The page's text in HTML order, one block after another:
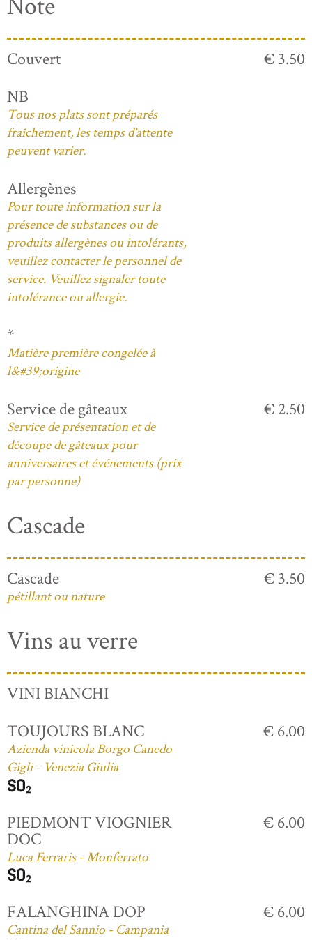
Note
Couvert
€ 3.50
NB
Tous nos plats sont préparés
fraîchement, les temps d'attente
peuvent varier.
Allergènes
Pour toute information sur la
présence de substances ou de
produits allergènes ou intolérants,
veuillez contacter le personnel de
service. Veuillez signaler toute
intolérance ou allergie.
*
Matière première congelée à
l&#39;origine
Service de gâteaux
Service de présentation et de
découpe de gâteaux pour
anniversaires et événements (prix
par personne)
€ 2.50
Cascade
Cascade
pétillant ou nature
€ 3.50
Vins au verre
VINI BIANCHI
TOUJOURS BLANC
Azienda vinicola Borgo Canedo
Gigli - Venezia Giulia
€ 6.00
PIEDMONT VIOGNIER
DOC
Luca Ferraris - Monferrato
€ 6.00
FALANGHINA DOP
Cantina del Sannio - Campania
€ 6.00